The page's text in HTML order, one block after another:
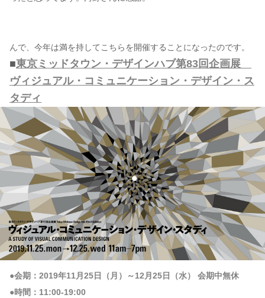
んで、今年は満を持してこちらを開催することになったのです。
■東京ミッドタウン・デザインハブ第83回企画展
ヴィジュアル・コミュニケーション・デザイン・ス
タディ
●会期：2019年11月25日（月）～12月25日（水） 会期中無休
●時間：11:00-19:00